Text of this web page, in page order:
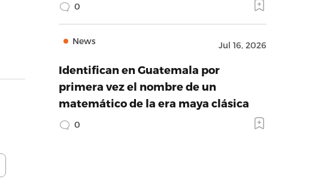
0
News Jul 16, 2026
Identifican en Guatemala por
primera vez el nombre de un
matemático de la era maya clásica
0